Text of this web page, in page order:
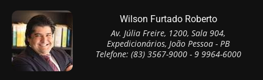
Wilson Furtado Roberto
Av. Júlia Freire, 1200, Sala 904,
Expedicionários, João Pessoa - PB
Telefone: (83) 3567-9000 - 9 9964-6000